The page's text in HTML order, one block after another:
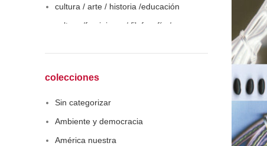
cultura / arte / historia /educación
cultura /feminismo / filofosofía /
Economía
colecciones
Sin categorizar
Ambiente y democracia
América nuestra